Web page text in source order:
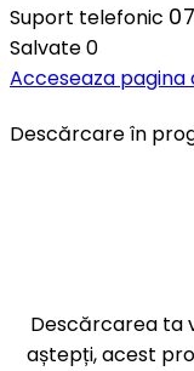
Suport telefonic
Salvate0
Acceseaza
Descărcare în
Descărcarea ta
aștepți, acest